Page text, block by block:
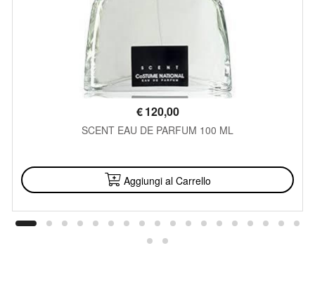
€120,00
SCENT EAU DE PARFUM 100 ML
Aggiungi al Carrello